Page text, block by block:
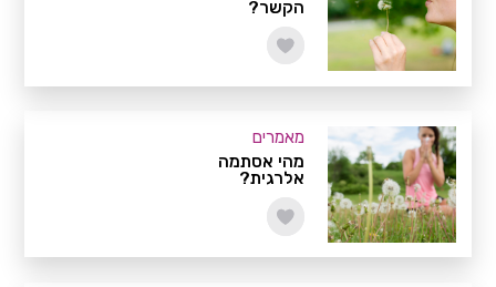
הקשר?
מאמרים
מהי אסתמה
אלרגית?